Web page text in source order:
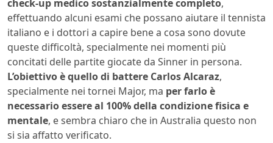
check-up medico sostanzialmente completo,
effettuando alcuni esami che possano aiutare il tennista
italiano e i dottori a capire bene a cosa sono dovute
queste difficoltà, specialmente nei momenti più
concitati delle partite giocate da Sinner in persona.
L’obiettivo è quello di battere Carlos Alcaraz,
specialmente nei tornei Major, ma per farlo è
necessario essere al 100% della condizione fisica e
mentale, e sembra chiaro che in Australia questo non
si sia affatto verificato.